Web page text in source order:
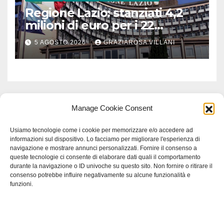
Manage Cookie Consent
Usiamo tecnologie come i cookie per memorizzare e/o accedere ad
informazioni sul dispositivo. Lo facciamo per migliorare l'esperienza di
navigazione e mostrare annunci personalizzati. Fornire il consenso a
queste tecnologie ci consente di elaborare dati quali il comportamento
durante la navigazione o ID univoche su questo sito. Non fornire o ritirare il
consenso potrebbe influire negativamente su alcune funzionalità e
funzioni.
Regione Lazio: stanziati 4,2
milioni di euro per i 22
Comuni dell’Etruria
Meridionale
5 AGOSTO 2026 GRAZIAROSA VILLANI